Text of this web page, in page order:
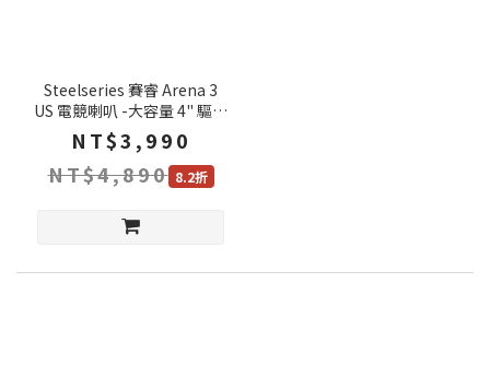
Steelseries 賽睿 Arena 3
US 電競喇叭 -大容量 4" 驅動
器 多種連接方式 音訊自訂設
定 可調整
NT$3,990
NT$4,890 8.2折